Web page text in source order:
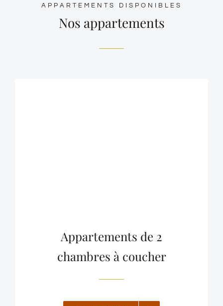
APPARTEMENTS DISPONIBLES
Nos appartements
Appartements de 2
chambres à coucher